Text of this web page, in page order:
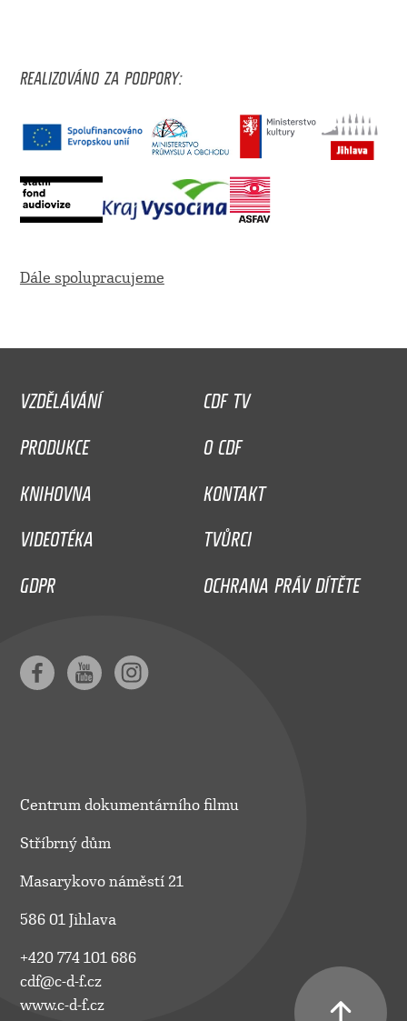
REALIZOVÁNO ZA PODPORY:
Dále spolupracujeme
VZDĚLÁVÁNÍ
CDF TV
PRODUKCE
O CDF
KNIHOVNA
KONTAKT
VIDEOTÉKA
TVŮRCI
GDPR
OCHRANA PRÁV DÍTĚTE
Centrum dokumentárního filmu
Stříbrný dům
Masarykovo náměstí 21
586 01 Jihlava
+420 774 101 686
cdf@c-d-f.cz
www.c-d-f.cz